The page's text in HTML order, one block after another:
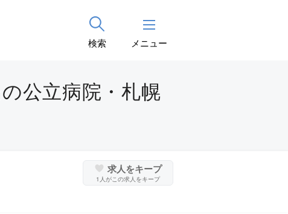
検索 メニュー
公立病院・札幌
求人をキープ
1 人がこの求人をキープ